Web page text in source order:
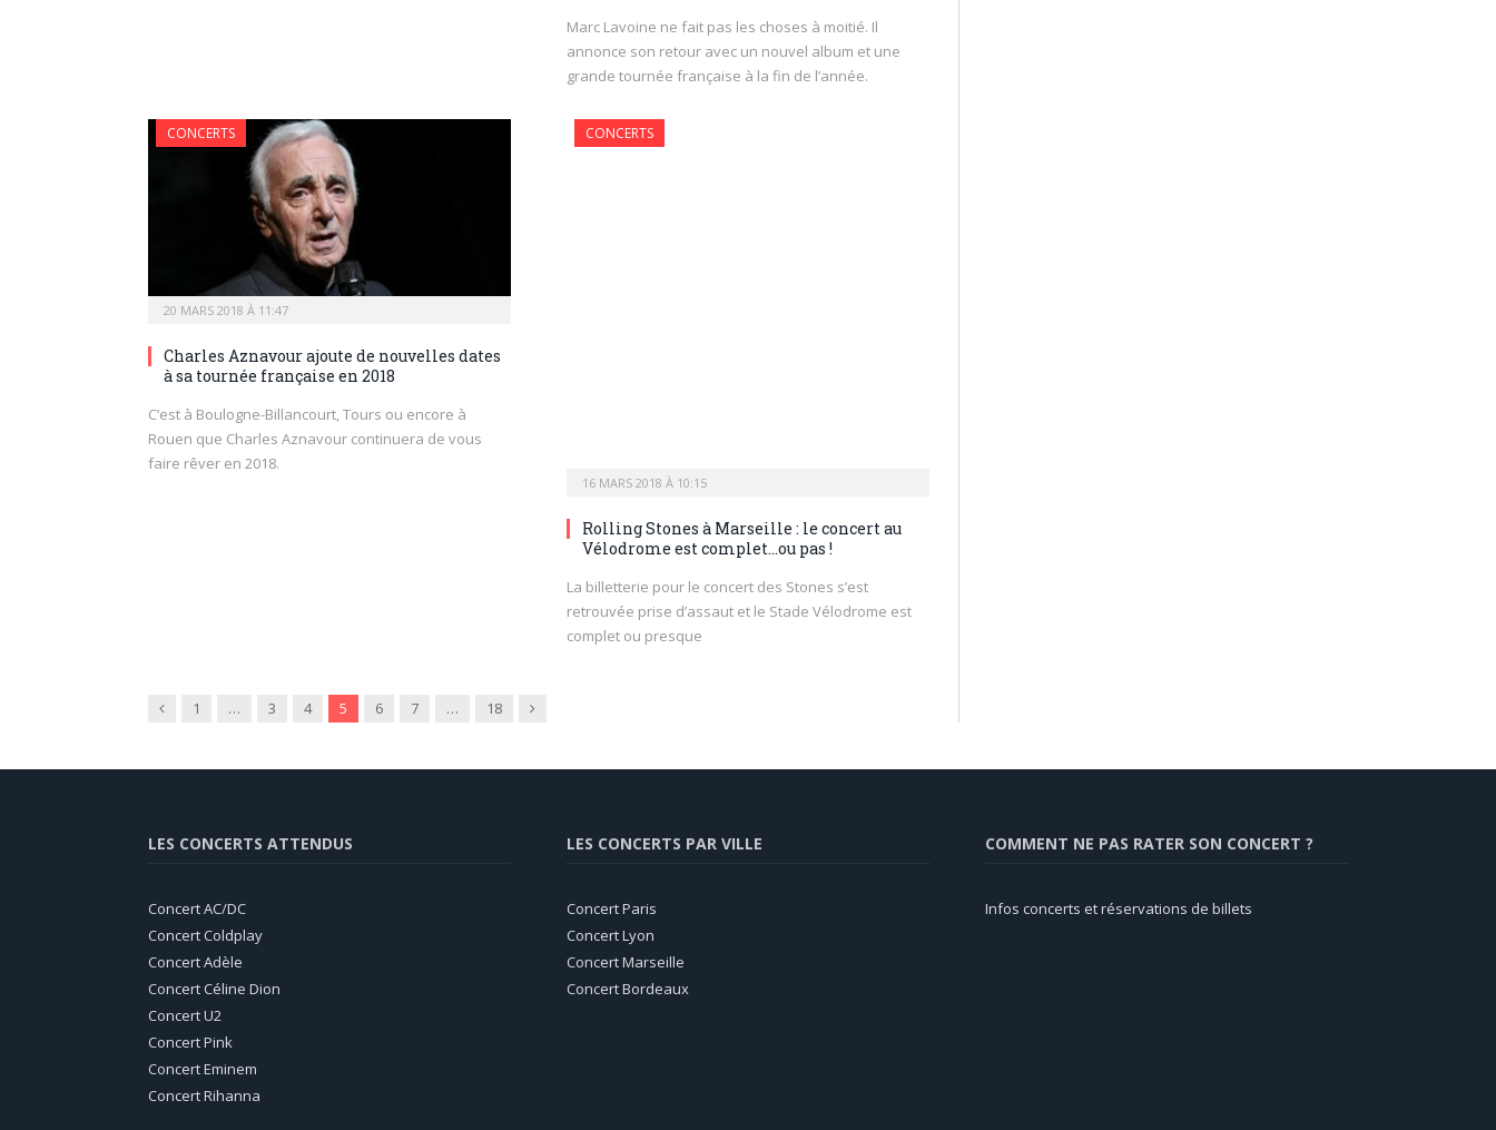
Marc Lavoine ne fait pas les choses à moitié. Il
annonce son retour avec un nouvel album et une
grande tournée française à la fin de l’année.
CONCERTS
20 MARS 2018 À 11:47
Charles Aznavour ajoute de nouvelles dates
à sa tournée française en 2018
C’est à Boulogne-Billancourt, Tours ou encore à
Rouen que Charles Aznavour continuera de vous
faire rêver en 2018.
CONCERTS
16 MARS 2018 À 10:15
Rolling Stones à Marseille : le concert au
Vélodrome est complet…ou pas !
La billetterie pour le concert des Stones s’est
retrouvée prise d’assaut et le Stade Vélodrome est
complet ou presque
Previous
1 … 3 4 5 6 7 … 18 Next
LES CONCERTS ATTENDUS
Concert AC/DC
Concert Coldplay
Concert Adèle
Concert Céline Dion
Concert U2
Concert Pink
Concert Eminem
Concert Rihanna
LES CONCERTS PAR VILLE
Concert Paris
Concert Lyon
Concert Marseille
Concert Bordeaux
COMMENT NE PAS RATER SON CONCERT ?
Infos concerts et réservations de billets